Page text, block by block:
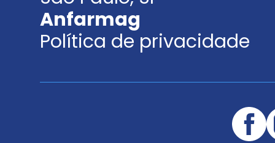
Anfarmag
Política de privacidade